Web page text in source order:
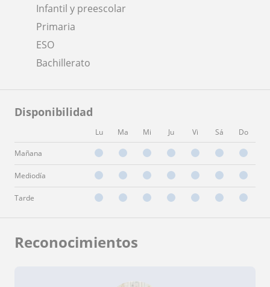
Infantil y preescolar
Primaria
ESO
Bachillerato
Disponibilidad
Lu Ma Mi Ju Vi Sá Do
Mañana
Mediodía
Tarde
Reconocimientos